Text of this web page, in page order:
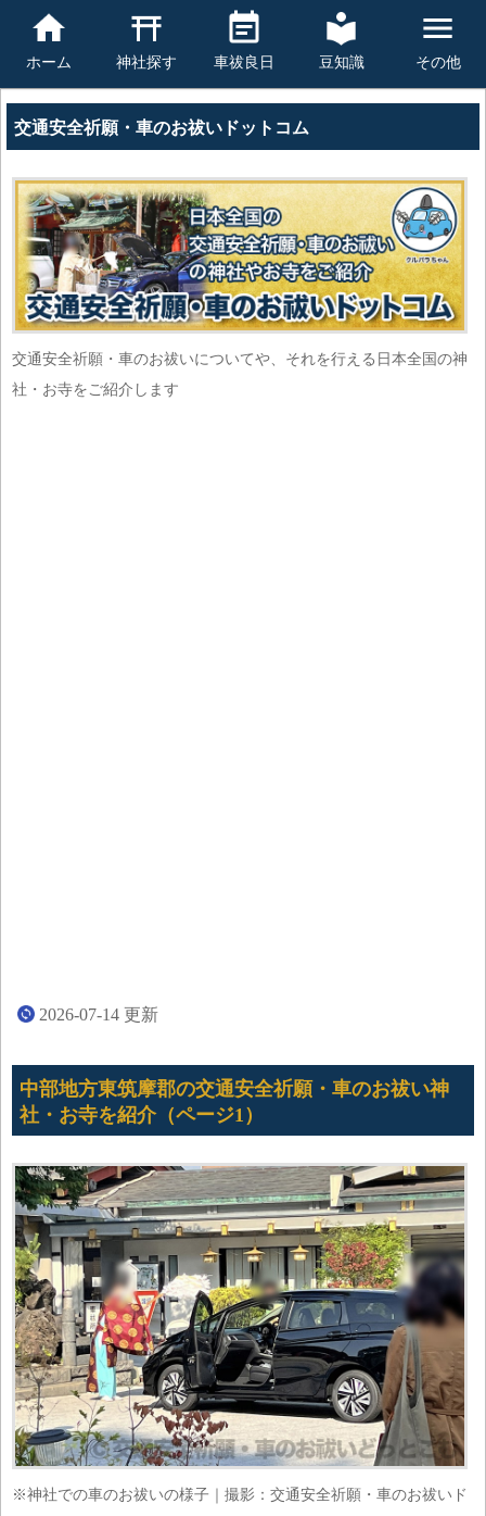
ホーム 神社探す 車祓良日 豆知識 その他
交通安全祈願・車のお祓いドットコム
交通安全祈願・車のお祓いについてや、それを行える日本全国の神
社・お寺をご紹介します
2026-07-14 更新
中部地方東筑摩郡の交通安全祈願・車のお祓い神
社・お寺を紹介（ページ1）
※神社での車のお祓いの様子｜撮影：交通安全祈願・車のお祓いド